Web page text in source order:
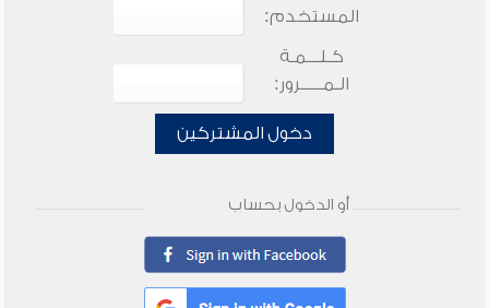
المستخدم:
كـلـــمـة
الـمـــــرور:
دخول المشتركين
أو الدخول بحساب